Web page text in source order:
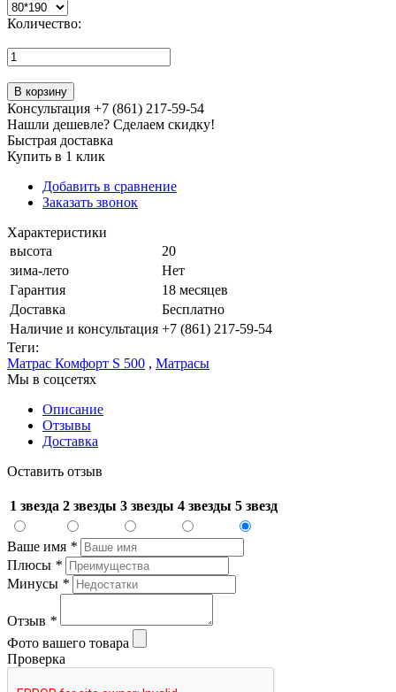
Количество:
В корзину
Консультация +7 (861) 217-59-54
Нашли дешевле? Сделаем скидку!
Быстрая доставка
Купить в 1 клик
Добавить в сравнение
Заказать звонок
Характеристики
высота
20
зима-лето
Нет
Гарантия
18 месяцев
Доставка
Бесплатно
Наличие и консультация +7 (861) 217-59-54
Теги:
Матрас Комфорт S 500 , Матрасы
Мы в соцсетях
Описание
Отзывы
Доставка
Оставить отзыв
1 звезда 2 звезды 3 звезды 4 звезды 5 звезд
Ваше имя *
Плюсы *
Минусы *
Отзыв *
Фото вашего товара
Проверка